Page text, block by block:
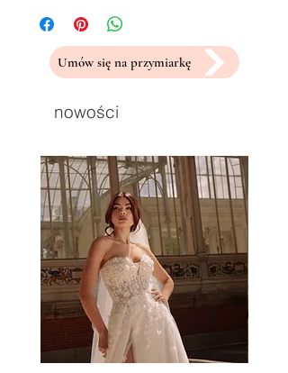
Umów się na przymiarkę
nowości